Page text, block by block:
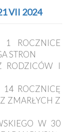
VII 2024
ROCZNICE
STRON
RODZICÓW I
ROCZNICĘ
ZMARŁYCH Z
W 30